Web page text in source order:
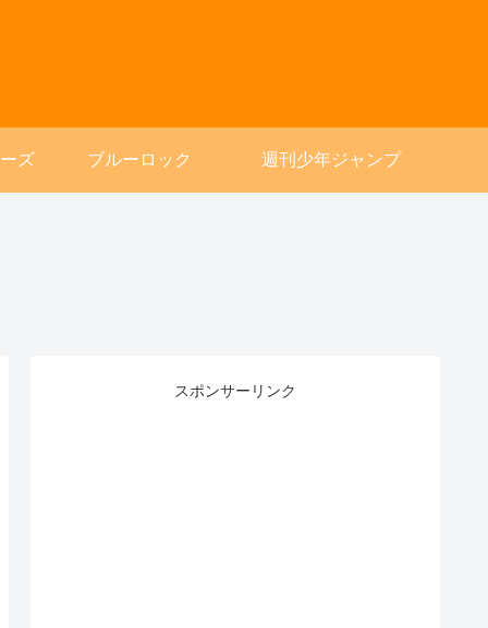
ズ ブルーロック 週刊少年ジャンプ
スポンサーリンク